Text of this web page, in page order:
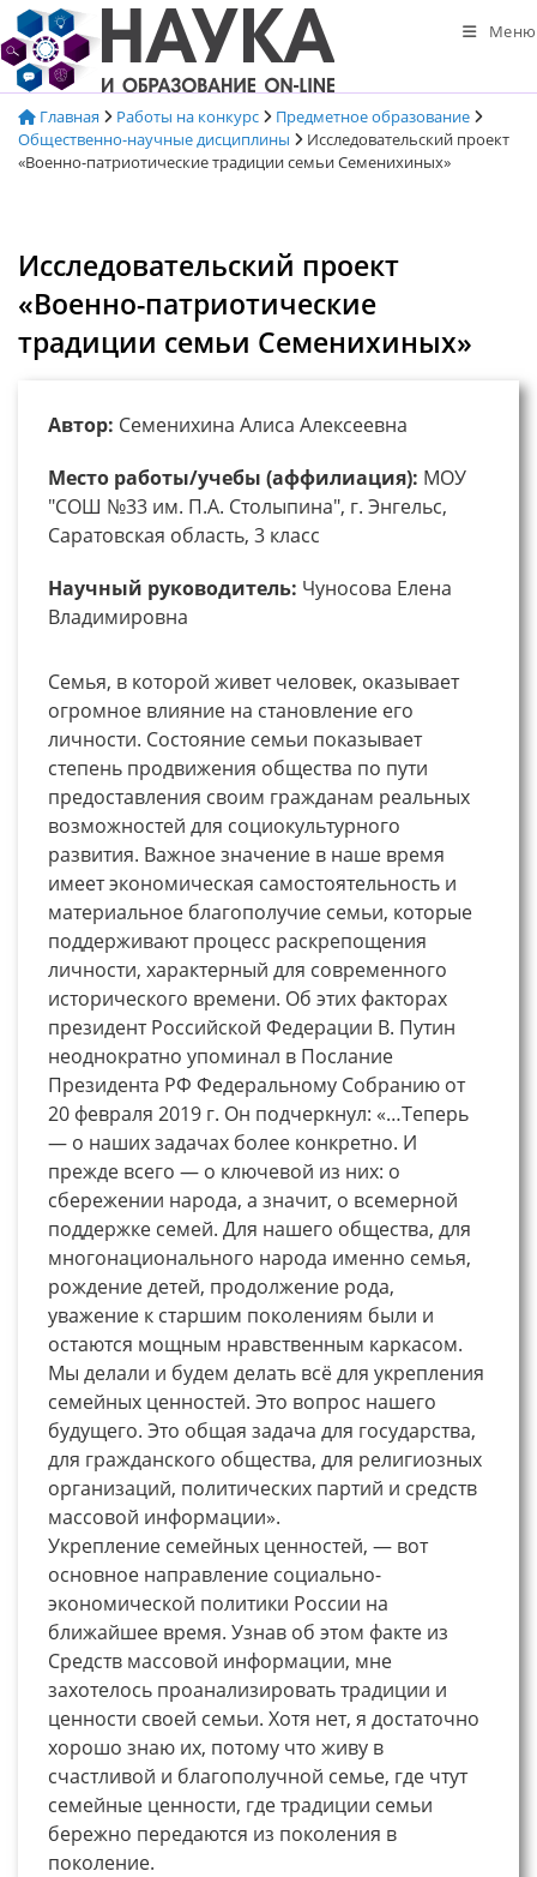
Перейти
к
содержимому
Меню
Главная Работы на конкурс
Предметное образование
Общественно-научные дисциплины
Исследовательский проект
«Военно-патриотические традиции семьи Семенихиных»
Исследовательский проект
«Военно-патриотические
традиции семьи Семенихиных»
Автор: Семенихина Алиса Алексеевна
Место работы/учебы (аффилиация): МОУ
"СОШ №33 им. П.А. Столыпина", г. Энгельс,
Саратовская область, 3 класс
Научный руководитель: Чуносова Елена
Владимировна
Семья, в которой живет человек, оказывает
огромное влияние на становление его
личности. Состояние семьи показывает
степень продвижения общества по пути
предоставления своим гражданам реальных
возможностей для социокультурного
развития. Важное значение в наше время
имеет экономическая самостоятельность и
материальное благополучие семьи, которые
поддерживают процесс раскрепощения
личности, характерный для современного
исторического времени. Об этих факторах
президент Российской Федерации В. Путин
неоднократно упоминал в Послание
Президента РФ Федеральному Собранию от
20 февраля 2019 г. Он подчеркнул: «…Теперь
— о наших задачах более конкретно. И
прежде всего — о ключевой из них: о
сбережении народа, а значит, о всемерной
поддержке семей. Для нашего общества, для
многонационального народа именно семья,
рождение детей, продолжение рода,
уважение к старшим поколениям были и
остаются мощным нравственным каркасом.
Мы делали и будем делать всё для укрепления
семейных ценностей. Это вопрос нашего
будущего. Это общая задача для государства,
для гражданского общества, для религиозных
организаций, политических партий и средств
массовой информации».
Укрепление семейных ценностей, — вот
основное направление социально-
экономической политики России на
ближайшее время. Узнав об этом факте из
Средств массовой информации, мне
захотелось проанализировать традиции и
ценности своей семьи. Хотя нет, я достаточно
хорошо знаю их, потому что живу в
счастливой и благополучной семье, где чтут
семейные ценности, где традиции семьи
бережно передаются из поколения в
поколение.